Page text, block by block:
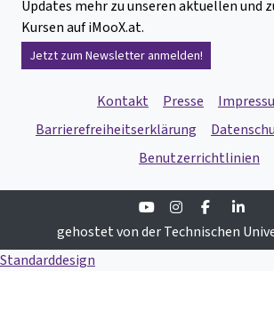
Updates mehr zu unseren aktuellen und
Kursen auf iMooX.at.
Jetzt zum Newsletter anmelden!
Kontakt Presse
Barrierefreiheitserklärung
Benutzerrichtlinien
YoutubeInstagram
gehostet von der Technischen
Standarddesign